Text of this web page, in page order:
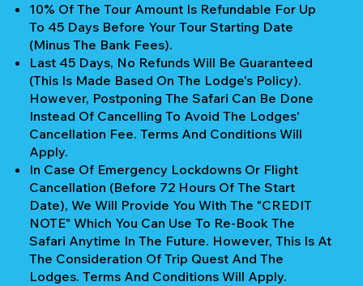
10% Of The Tour Amount Is Refundable For Up
To 45 Days Before Your Tour Starting Date
(Minus The Bank Fees).
Last 45 Days, No Refunds Will Be Guaranteed
(This Is Made Based On The Lodge's Policy).
However, Postponing The Safari Can Be Done
Instead Of Cancelling To Avoid The Lodges'
Cancellation Fee. Terms And Conditions Will
Apply.
In Case Of Emergency Lockdowns Or Flight
Cancellation (Before 72 Hours Of The Start
Date), We Will Provide You With The "CREDIT
NOTE" Which You Can Use To Re-Book The
Safari Anytime In The Future. However, This Is At
The Consideration Of Trip Quest And The
Lodges. Terms And Conditions Will Apply.